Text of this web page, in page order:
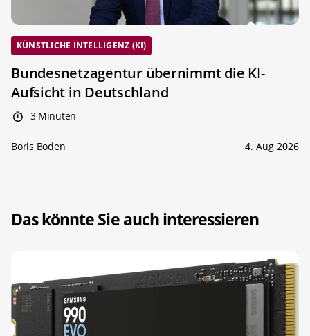
KÜNSTLICHE INTELLIGENZ (KI)
Bundesnetzagentur übernimmt die KI-
Aufsicht in Deutschland
3 Minuten
Boris Boden 4. Aug 2026
Das könnte Sie auch interessieren